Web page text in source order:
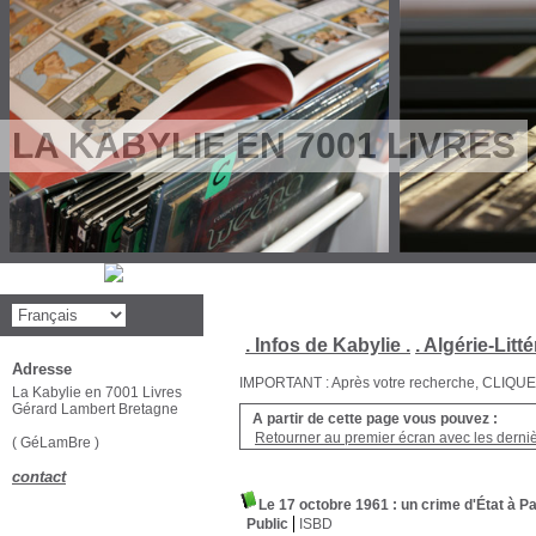
LA KABYLIE EN 7001 LIVRES
. Infos de Kabylie . . Algérie-
IMPORTANT : Après votre recherche,
A partir de cette page vous pouvez :
Retourner au premier écran avec les
Le 17 octobre 1961 : un crime d'État à
Public
ISBD
Adresse
La Kabylie en 7001 Livres
Gérard Lambert Bretagne
( GéLamBre )
contact